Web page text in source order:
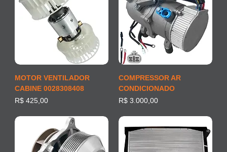
MOTOR VENTILADOR
CABINE 0028308408
Preço
R$ 425,00
COMPRESSOR AR
CONDICIONADO
Preço
R$ 3.000,00